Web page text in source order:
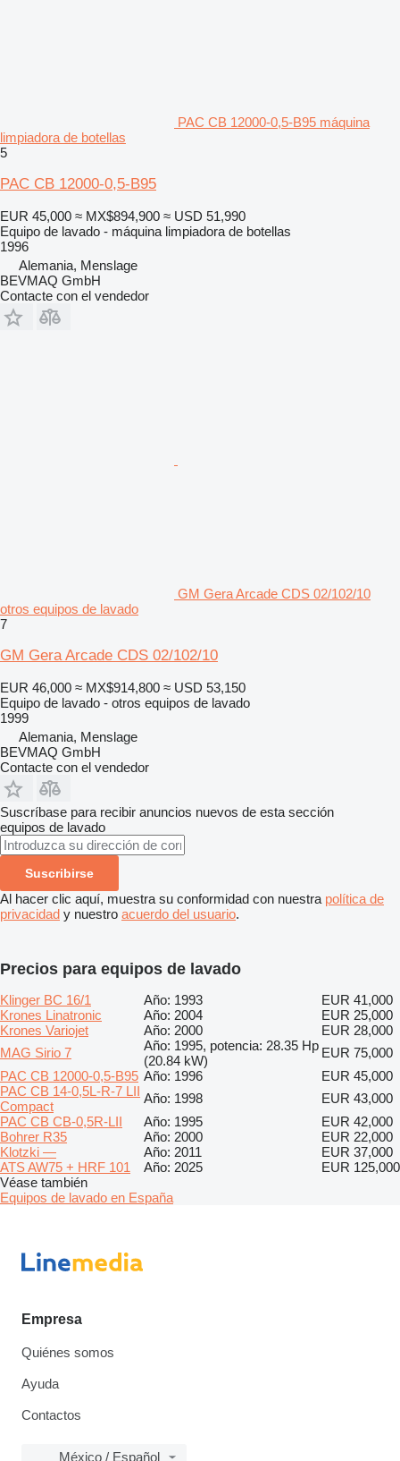
PAC CB 12000-0,5-B95 máquina
limpiadora de botellas
5
PAC CB 12000-0,5-B95
EUR 45,000 ≈ MX$894,900 ≈ USD 51,990
Equipo de lavado - máquina limpiadora de botellas
1996
Alemania, Menslage
BEVMAQ GmbH
Contacte con el vendedor
GM Gera Arcade CDS 02/102/10
otros equipos de lavado
7
GM Gera Arcade CDS 02/102/10
EUR 46,000 ≈ MX$914,800 ≈ USD 53,150
Equipo de lavado - otros equipos de lavado
1999
Alemania, Menslage
BEVMAQ GmbH
Contacte con el vendedor
Suscríbase para recibir anuncios nuevos de esta sección
equipos de lavado
Suscribirse
Al hacer clic aquí, muestra su conformidad con nuestra política de
privacidad y nuestro acuerdo del usuario.
Precios para equipos de lavado
Klinger BC 16/1 Año: 1993
EUR 41,000
Krones Linatronic
Año: 2004
EUR 25,000
Krones Variojet
Año: 2000
EUR 28,000
MAG Sirio 7
Año: 1995, potencia: 28.35 Hp
(20.84 kW)
EUR 75,000
PAC CB 12000-0,5-B95 Año: 1996
EUR 45,000
PAC CB 14-0,5L-R-7 LII
Compact
Año: 1998
EUR 43,000
PAC CB CB-0,5R-LII
Año: 1995
EUR 42,000
Bohrer R35
Año: 2000
EUR 22,000
Klotzki —
Año: 2011
EUR 37,000
ATS AW75 + HRF 101
Año: 2025
EUR 125,000
Véase también
Equipos de lavado en España
Empresa
Quiénes somos
Ayuda
Contactos
México / Español